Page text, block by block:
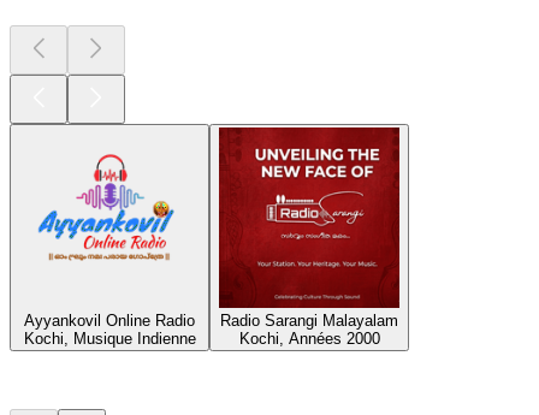
Ayyankovil Online Radio
Kochi, Musique Indienne
Radio Sarangi Malayalam
Kochi, Années 2000